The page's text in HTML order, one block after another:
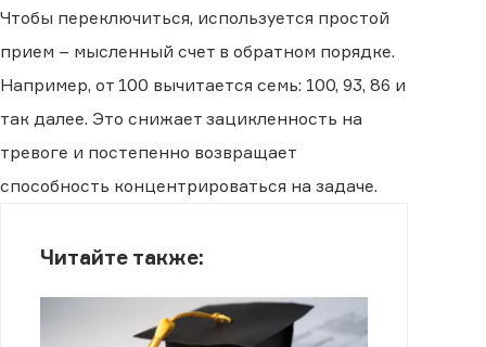
Чтобы переключиться, используется простой
прием – мысленный счет в обратном порядке.
Например, от 100 вычитается семь: 100, 93, 86 и
так далее. Это снижает зацикленность на
тревоге и постепенно возвращает
способность концентрироваться на задаче.
Читайте также: